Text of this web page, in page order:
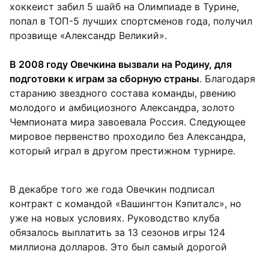
хоккеист забил 5 шайб на Олимпиаде в Турине,
попал в ТОП-5 лучших спортсменов года, получил
прозвище «Александр Великий».
В 2008 году Овечкина вызвали на Родину, для
подготовки к играм за сборную страны. Благодаря
старанию звездного состава команды, рвению
молодого и амбициозного Александра, золото
Чемпионата мира завоевала Россия. Следующее
мировое первенство проходило без Александра,
который играл в другом престижном турнире.
В декабре того же года Овечкин подписал
контракт с командой «Вашингтон Кэпиталс», но
уже на новых условиях. Руководство клуба
обязалось выплатить за 13 сезонов игры 124
миллиона долларов. Это был самый дорогой